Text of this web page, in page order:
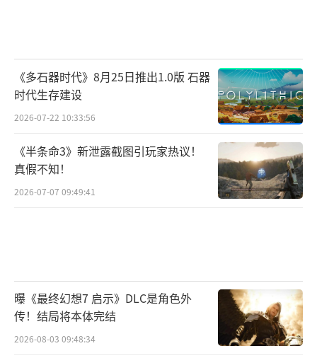
《多石器时代》8月25日推出1.0版 石器
时代生存建设
2026-07-22 10:33:56
《半条命3》新泄露截图引玩家热议！
真假不知！
2026-07-07 09:49:41
曝《最终幻想7 启示》DLC是角色外
传！结局将本体完结
2026-08-03 09:48:34